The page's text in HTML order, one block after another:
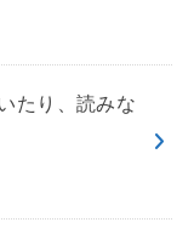
たり、読みな